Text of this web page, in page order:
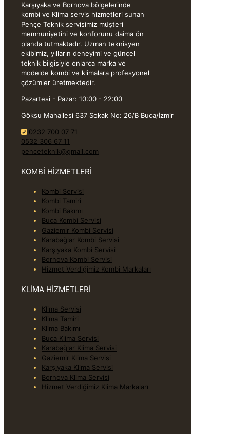
Karşıyaka ve Bornova bölgelerinde
kombi ve Klima servis hizmetleri sunan
Pençe Teknik servisimiz müşteri
memnuniyetini ve konforunu daima ön
planda tutmaktadır. Uzman teknisyen
ekibimiz, yılların deneyimi ve güncel
teknik bilgisiyle onlarca marka ve
modelde kombi ve klimalara profesyonel
çözümler üretmektedir.
Pazartesi - Pazar: 10:00 - 22:00
Göksu Mahallesi 637 Sokak No: 26/B Buca/İzmir
0232 700 07 71
0532 306 67 11
penceteknik@gmail.com
KOMBİ HİZMETLERİ
Kombi Servisi
Kombi Tamiri
Kombi Bakımı
Buca Kombi Servisi
Gaziemir Kombi Servisi
Karabağlar Kombi Servisi
Karşıyaka Kombi Servisi
Bornova Kombi Servisi
Hizmet Verdiğimiz Kombi Markaları
KLİMA HİZMETLERİ
Klima Servisi
Klima Tamiri
Klima Bakımı
Buca Klima Servisi
Karabağlar Klima Servisi
Gaziemir Klima Servisi
Karşıyaka Klima Servisi
Bornova Klima Servisi
Hizmet Verdiğimiz Klima Markaları